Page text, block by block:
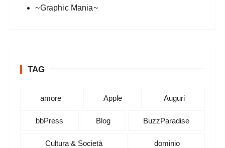
~Graphic Mania~
TAG
amore Apple Auguri
bbPress Blog BuzzParadise
Cultura & Società dominio